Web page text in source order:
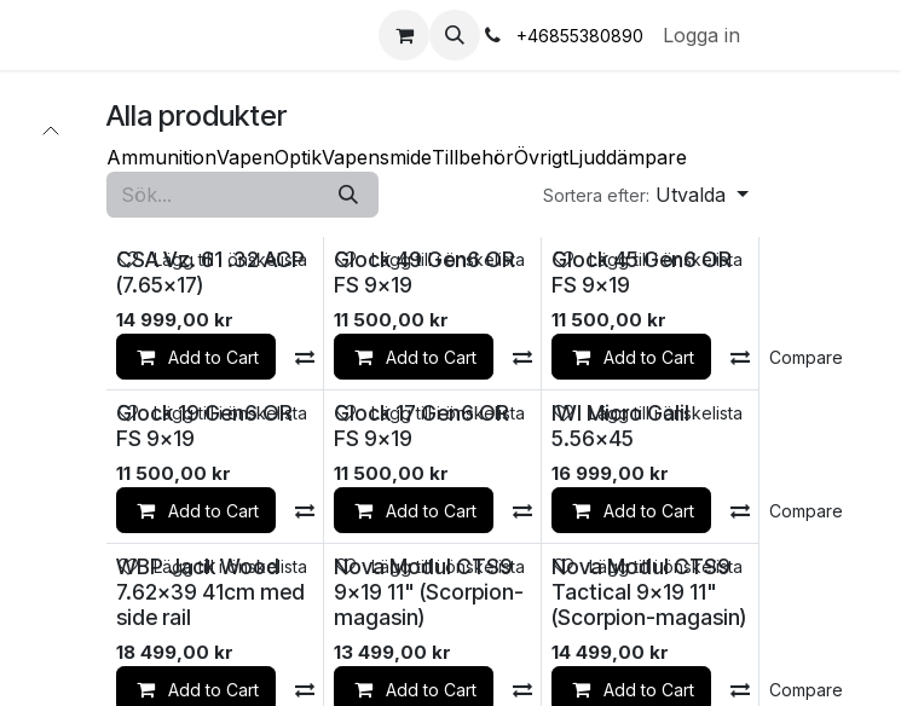
+46855380890 Logga in
Alla produkter
AmmunitionVapenOptikVapensmideTillbehörÖvrigtLjuddämpare
Sortera efter: Utvalda
CSA Vz. 61 .32 ACP
(7.65x17)
14 999,00 kr
Add to Cart Compare
Lägg till i önskelista
Glock 49 Gen6 OR
FS 9x19
11 500,00 kr
Add to Cart Compare
Lägg till i önskelista
Glock 45 Gen6 OR
FS 9x19
11 500,00 kr
Add to Cart Compare
Lägg till i önskelista
Glock 19 Gen6 OR
FS 9x19
11 500,00 kr
Add to Cart Compare
Lägg till i önskelista
Glock 17 Gen6 OR
FS 9x19
11 500,00 kr
Add to Cart Compare
Lägg till i önskelista
IWI Micro Galil
5.56x45
16 999,00 kr
Add to Cart Compare
Lägg till i önskelista
WBP Jack Wood
7.62x39 41cm med
side rail
18 499,00 kr
Add to Cart Compare
Lägg till i önskelista
Nova Modul CTS9
9x19 11" (Scorpion-
magasin)
13 499,00 kr
Add to Cart Compare
Lägg till i önskelista
Nova Modul CTS9
Tactical 9x19 11"
(Scorpion-magasin)
14 499,00 kr
Add to Cart Compare
Lägg till i önskelista